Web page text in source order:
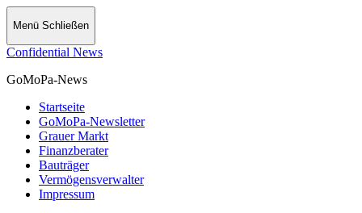
Menü Schließen
Confidential News
GoMoPa-News
Startseite
GoMoPa-Newsletter
Grauer Markt
Finanzberater
Bauträger
Vermögensverwalter
Impressum